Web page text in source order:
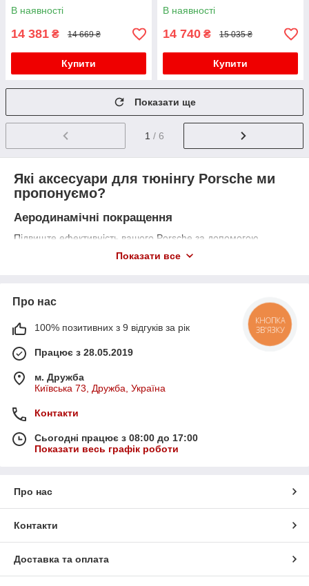
В наявності
14 381 ₴ 14 669 ₴
Купити
В наявності
14 740 ₴ 15 035 ₴
Купити
Показати ще
1 / 6
Які аксесуари для тюнінгу Porsche ми
пропонуємо?
Аеродинамічні покращення
Підвищте ефективність вашого Porsche за допомогою
аеродинамічних елементів:
Решітки радіатора
– оновлюють передню частину
Спойлери– покращують зчеплення з дорогою та
додають динаміки.
Оптика та додаткові аксесуари
Преміальні рішення для максимального стилю та
Світлодіодні фари та задні ліхтарі
Дефлектори капота та вікон– покращена
вигляд і додатковий захист кузова.
Чому варто обрати MotoAgro?
Показати все
Про нас
100% позитивних з 9 відгуків за рік
Працює з 28.05.2019
м. Дружба
Київська 73, Дружба, Україна
Контакти
Сьогодні працює з 08:00 до 17:00
Показати весь графік роботи
Про нас
Контакти
Доставка та оплата
КНОПКА
ЗВ'ЯЗКУ